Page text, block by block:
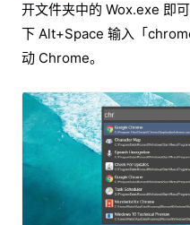
开文件夹中的 Wox.exe 即
下 Alt+Space 输入「
动 Chrome。